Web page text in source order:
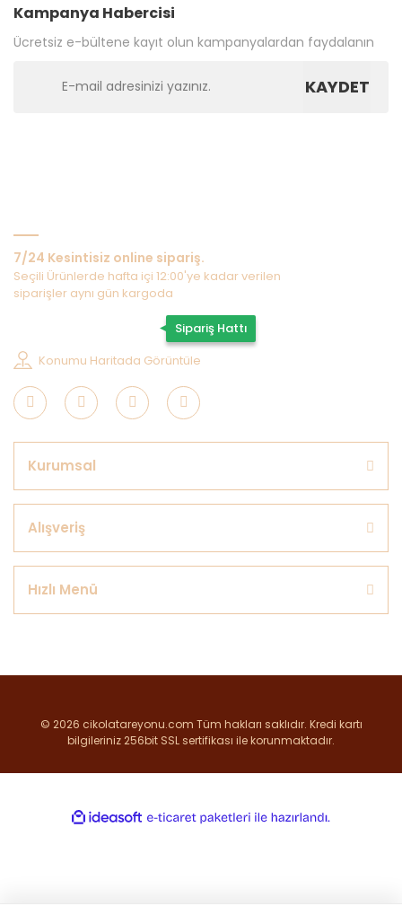
Kampanya Habercisi
Ücretsiz e-bültene kayıt olun kampanyalardan faydalanın
KAYDET
7/24 Kesintisiz online sipariş.
Seçili Ürünlerde hafta içi 12:00'ye kadar verilen
siparişler aynı gün kargoda
Sipariş Hattı
Konumu Haritada Görüntüle
Kurumsal
Alışveriş
Hızlı Menü
© 2026 cikolatareyonu.com Tüm hakları saklıdır. Kredi kartı
bilgileriniz 256bit SSL sertifikası ile korunmaktadır.
ideasoft
e-